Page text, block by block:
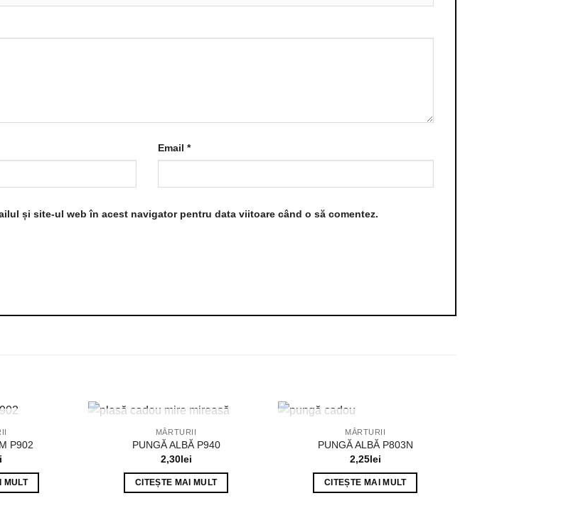
Email *
și site-ul web în acest navigator pentru data viitoare când o să comentez.
P902
MULT
STOC EPUIZAT
MĂRTURII
PUNGĂ ALBĂ P940
2,30lei
CITEȘTE MAI MULT
STOC EPUIZAT
MĂRTURII
PUNGĂ ALBĂ P803N
2,25lei
CITEȘTE MAI MULT